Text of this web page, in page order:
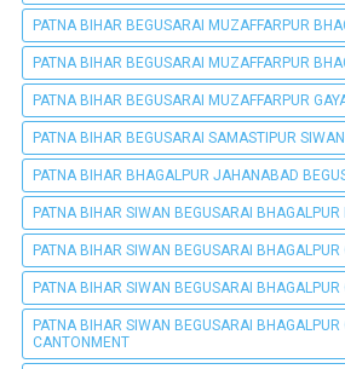
PATNA BIHAR BEGUSARAI MUZAFFARPUR
PATNA BIHAR BEGUSARAI MUZAFFARPUR
PATNA BIHAR BEGUSARAI MUZAFFARPUR
PATNA BIHAR BEGUSARAI SAMASTIPUR
PATNA BIHAR BHAGALPUR JAHANABAD
PATNA BIHAR SIWAN BEGUSARAI BHAGALPUR
PATNA BIHAR SIWAN BEGUSARAI BHAGALPUR
PATNA BIHAR SIWAN BEGUSARAI
PATNA BIHAR SIWAN BEGUSARAI
CANTONMENT